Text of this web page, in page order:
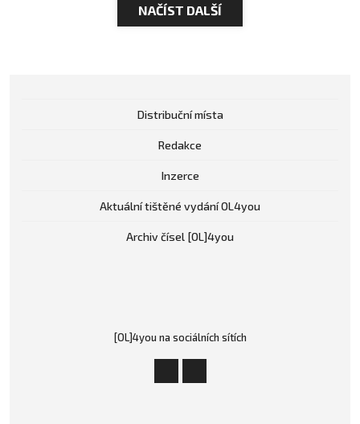
NAČÍST DALŠÍ
Distribuční místa
Redakce
Inzerce
Aktuální tištěné vydání OL4you
Archiv čísel [OL]4you
[OL]4you na sociálních sítích